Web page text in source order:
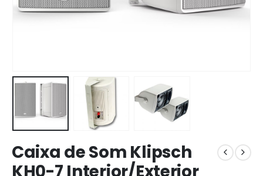
Caixa de Som Klipsch